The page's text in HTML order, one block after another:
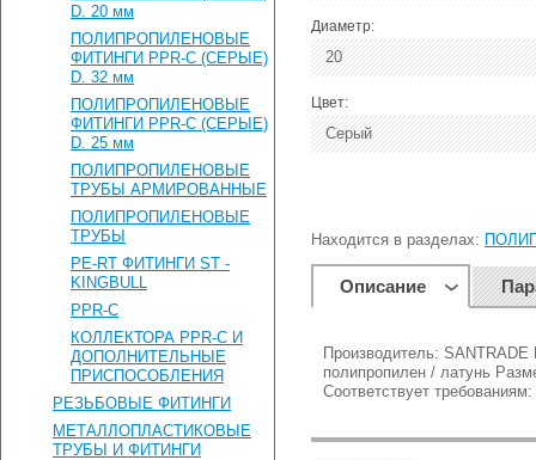
D. 20 мм
ПОЛИПРОПИЛЕНОВЫЕ
ФИТИНГИ PPR-C (СЕРЫЕ)
D. 32 мм
ПОЛИПРОПИЛЕНОВЫЕ
ФИТИНГИ PPR-C (СЕРЫЕ)
D. 25 мм
ПОЛИПРОПИЛЕНОВЫЕ
ТРУБЫ АРМИРОВАННЫЕ
ПОЛИПРОПИЛЕНОВЫЕ
ТРУБЫ
PE-RT ФИТИНГИ ST -
KINGBULL
PPR-C
КОЛЛЕКТОРА PPR-C И
ДОПОЛНИТЕЛЬНЫЕ
ПРИСПОСОБЛЕНИЯ
РЕЗЬБОВЫЕ ФИТИНГИ
МЕТАЛЛОПЛАСТИКОВЫЕ
ТРУБЫ И ФИТИНГИ
Диаметр:
20
Цвет:
Серый
Находится в разделах:
Описание
Производитель:
полипропилен / латунь
Соответствует